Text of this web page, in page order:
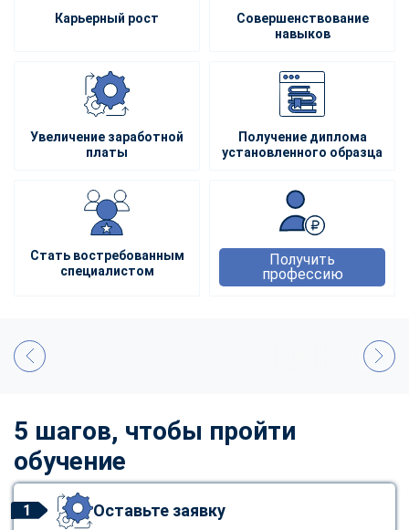
Карьерный рост
Совершенствование
навыков
Увеличение заработной
платы
Получение диплома
установленного образца
Стать востребованным
специалистом
Получить
профессию
5 шагов, чтобы пройти
обучение
1 Оставьте заявку